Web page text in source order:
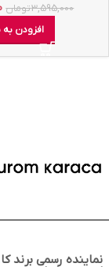
3,595,000تومان
افزودن
نماینده رسمی برند